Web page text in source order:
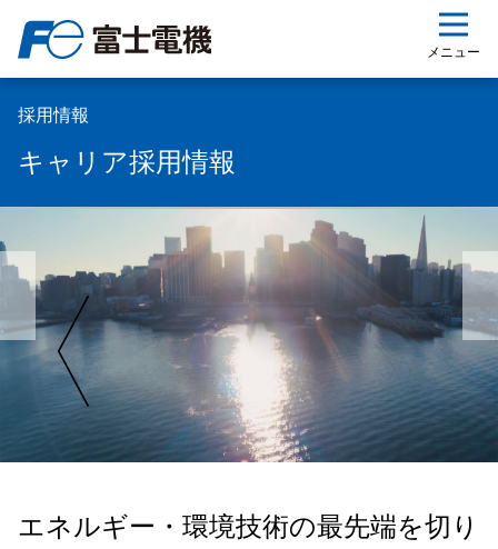
メニュー
採用情報
キャリア採用情報
エネルギー・環境技術の最先端を切り